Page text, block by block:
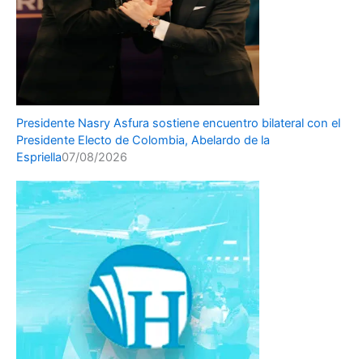
Presidente Nasry Asfura sostiene encuentro bilateral con el
Presidente Electo de Colombia, Abelardo de la
Espriella07/08/2026